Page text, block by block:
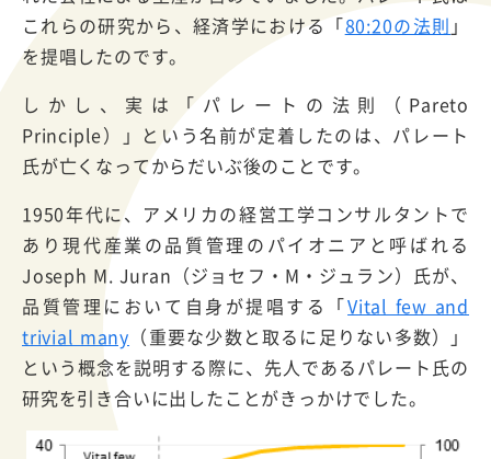
これらの研究から、経済学における「80:20の法則 」
を提唱したのです。
しかし、実は「パレートの法則（Pareto
Principle）」という名前が定着したのは、パレート
氏が亡くなってからだいぶ後のことです。
1950年代に、アメリカの経営工学コンサルタントで
あり現代産業の品質管理のパイオニアと呼ばれる
Joseph M. Juran（ジョセフ・M・ジュラン）氏が、
品質管理において自身が提唱する「Vital few and
trivial many （重要な少数と取るに足りない多数）」
という概念を説明する際に、先人であるパレート氏の
研究を引き合いに出したことがきっかけでした。